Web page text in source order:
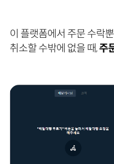
이 플랫폼에서 주문 수락
취소할 수밖에 없을 때,주